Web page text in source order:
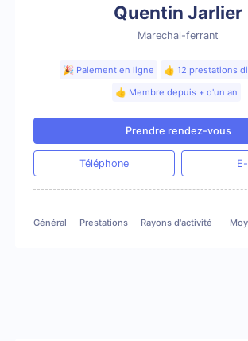
Quentin Jarlier
Marechal-ferrant
🎉 Paiement en ligne
👍 12 prestations
👍 Membre depuis + d'un an
Prendre rendez-vous
Téléphone
Général Prestations Rayons d'activité